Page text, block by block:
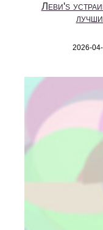
Леви's
2026-